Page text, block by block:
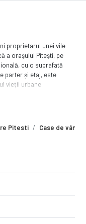
Pitesti Case de
proprietarul unei vile
a orașului Pitești, pe
cu o suprafată
parter și etaj, este
vieții urbane.
orașului Pitești,
veți trăi experiența unei
spațiu pentru a
colț al casei. Cu o